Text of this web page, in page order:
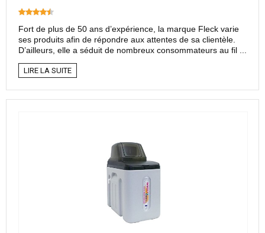
Fort de plus de 50 ans d’expérience, la marque Fleck varie
ses produits afin de répondre aux attentes de sa clientèle.
D’ailleurs, elle a séduit de nombreux consommateurs au fil ...
LIRE LA SUITE